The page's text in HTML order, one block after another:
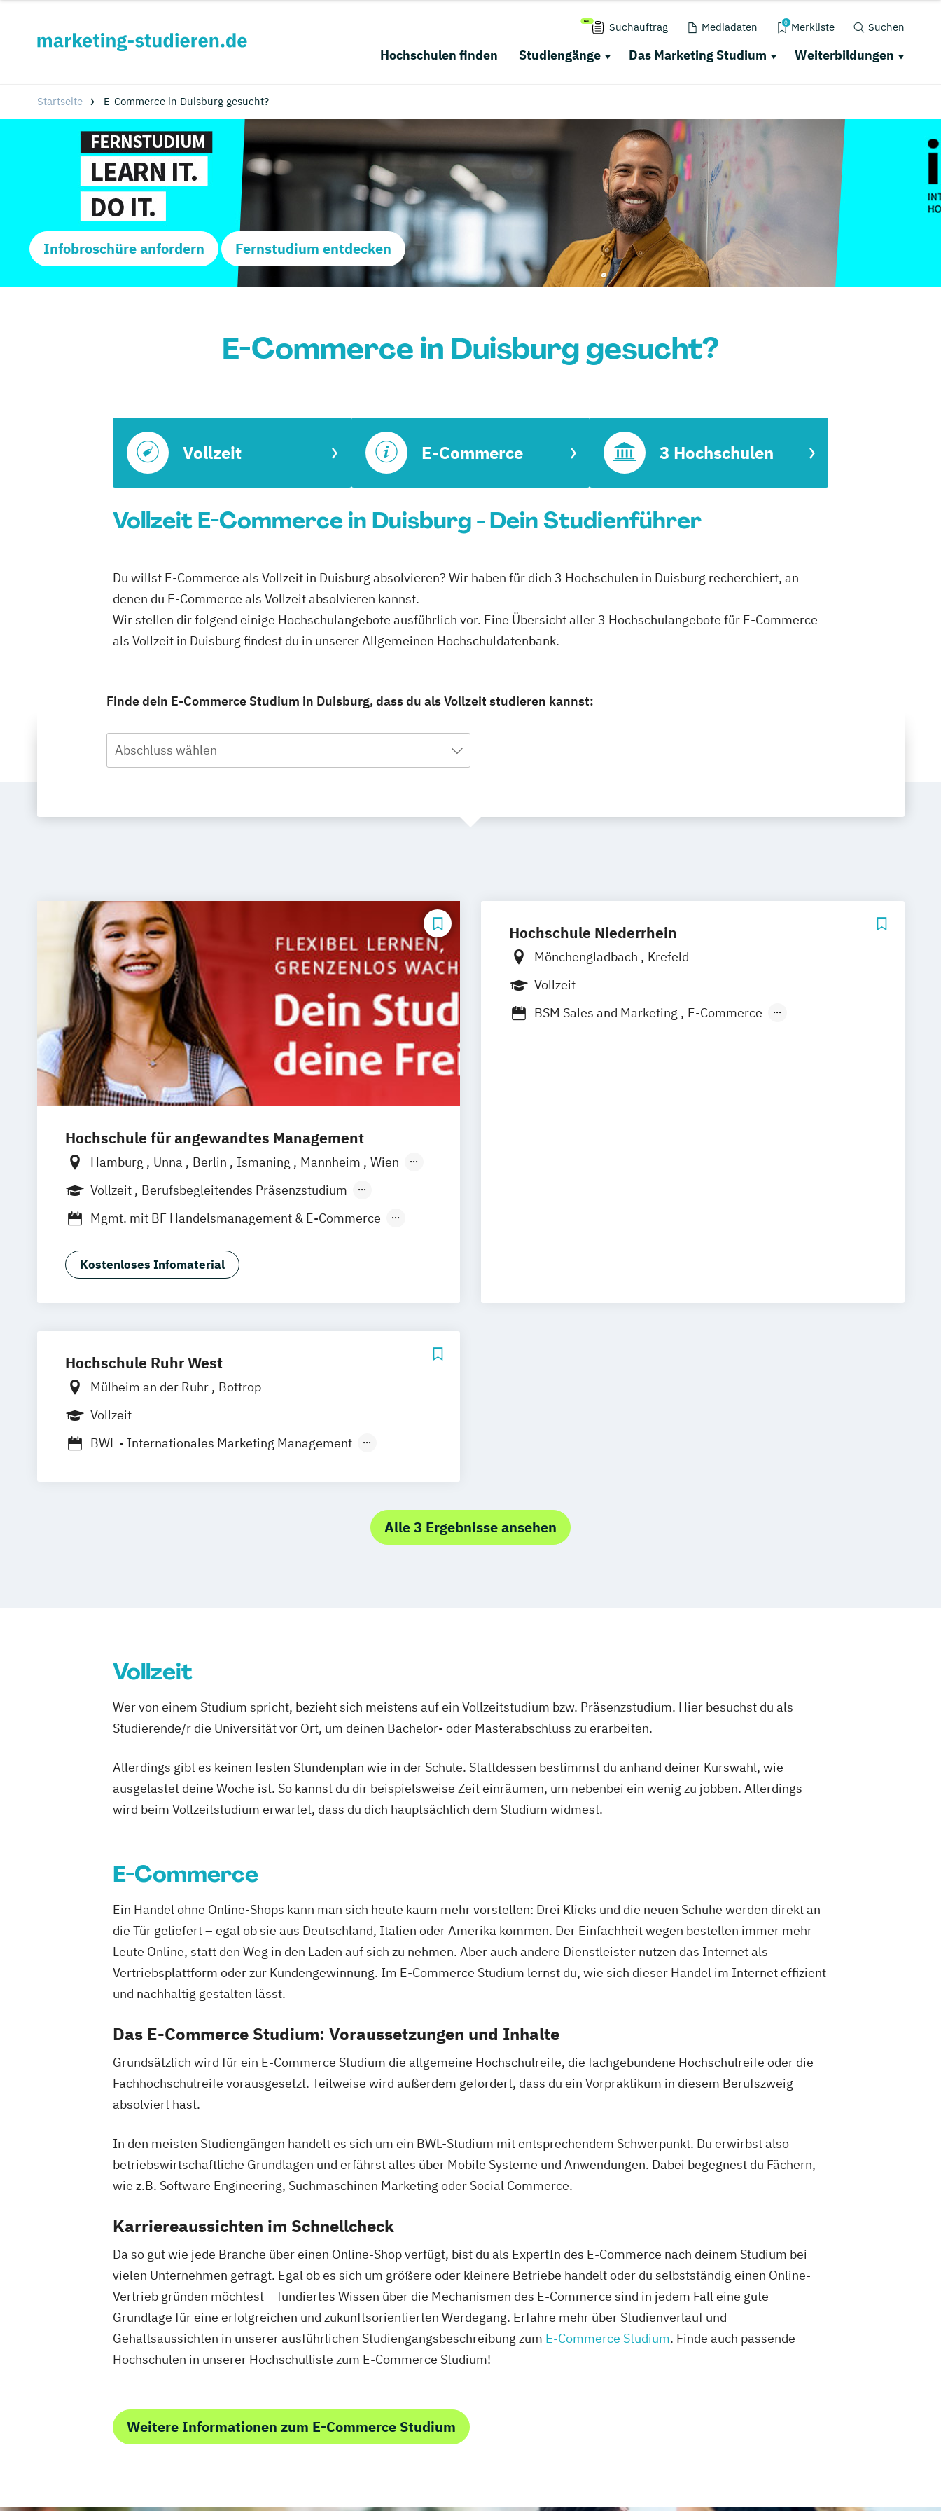
Suchauftrag Mediadaten 0 Merkliste Suchen
Hochschulen finden Studiengänge Das Marketing Studium Weiterbildungen
Startseite E-Commerce in Duisburg gesucht?
Infobroschüre anfordern Fernstudium entdecken
E-Commerce in Duisburg gesucht?
Vollzeit E-Commerce 3 Hochschulen
Vollzeit E-Commerce in Duisburg - Dein Studienführer
Du willst E-Commerce als Vollzeit in Duisburg absolvieren? Wir haben für dich 3 Hochschulen in Duisburg recherchiert, an
denen du E-Commerce als Vollzeit absolvieren kannst.
Wir stellen dir folgend einige Hochschulangebote ausführlich vor. Eine Übersicht aller 3 Hochschulangebote für E-Commerce
als Vollzeit in Duisburg findest du in unserer Allgemeinen Hochschuldatenbank.
Finde dein E-Commerce Studium in Duisburg, dass du als Vollzeit studieren kannst:
Abschluss wählen
Hochschule für angewandtes Management
Hamburg Unna Berlin Ismaning Mannheim
Wien
Frankfurt
Hannover Leipzig Düsseldorf
Nürnberg
Stuttgart
Vollzeit
Berufsbegleitendes Präsenzstudium
Duales Studium
Mgmt. mit BF Handelsmanagement & E-Commerce
Kostenloses Infomaterial
Hochschule Niederrhein
Mönchengladbach
Krefeld
Vollzeit
BSM Sales and Marketing
E-Commerce
Hochschule Ruhr West
Mülheim an der Ruhr
Bottrop
Vollzeit
BWL - Internationales Marketing Management
Alle 3 Ergebnisse ansehen
Vollzeit
Wer von einem Studium spricht, bezieht sich meistens auf ein Vollzeitstudium bzw. Präsenzstudium. Hier besuchst du als
Studierende/r die Universität vor Ort, um deinen Bachelor- oder Masterabschluss zu erarbeiten.
Allerdings gibt es keinen festen Stundenplan wie in der Schule. Stattdessen bestimmst du anhand deiner Kurswahl, wie
ausgelastet deine Woche ist. So kannst du dir beispielsweise Zeit einräumen, um nebenbei ein wenig zu jobben. Allerdings
wird beim Vollzeitstudium erwartet, dass du dich hauptsächlich dem Studium widmest.
E-Commerce
Ein Handel ohne Online-Shops kann man sich heute kaum mehr vorstellen: Drei Klicks und die neuen Schuhe werden direkt an
die Tür geliefert – egal ob sie aus Deutschland, Italien oder Amerika kommen. Der Einfachheit wegen bestellen immer mehr
Leute Online, statt den Weg in den Laden auf sich zu nehmen. Aber auch andere Dienstleister nutzen das Internet als
Vertriebsplattform oder zur Kundengewinnung. Im E-Commerce Studium lernst du, wie sich dieser Handel im Internet effizient
und nachhaltig gestalten lässt.
Das E-Commerce Studium: Voraussetzungen und Inhalte
Grundsätzlich wird für ein E-Commerce Studium die allgemeine Hochschulreife, die fachgebundene Hochschulreife oder die
Fachhochschulreife vorausgesetzt. Teilweise wird außerdem gefordert, dass du ein Vorpraktikum in diesem Berufszweig
absolviert hast.
In den meisten Studiengängen handelt es sich um ein BWL-Studium mit entsprechendem Schwerpunkt. Du erwirbst also
betriebswirtschaftliche Grundlagen und erfährst alles über Mobile Systeme und Anwendungen. Dabei begegnest du Fächern,
wie z.B. Software Engineering, Suchmaschinen Marketing oder Social Commerce.
Karriereaussichten im Schnellcheck
Da so gut wie jede Branche über einen Online-Shop verfügt, bist du als ExpertIn des E-Commerce nach deinem Studium bei
vielen Unternehmen gefragt. Egal ob es sich um größere oder kleinere Betriebe handelt oder du selbstständig einen Online-
Vertrieb gründen möchtest – fundiertes Wissen über die Mechanismen des E-Commerce sind in jedem Fall eine gute
Grundlage für eine erfolgreichen und zukunftsorientierten Werdegang. Erfahre mehr über Studienverlauf und
Gehaltsaussichten in unserer ausführlichen Studiengangsbeschreibung zum E-Commerce Studium. Finde auch passende
Hochschulen in unserer Hochschulliste zum E-Commerce Studium!
Weitere Informationen zum E-Commerce Studium